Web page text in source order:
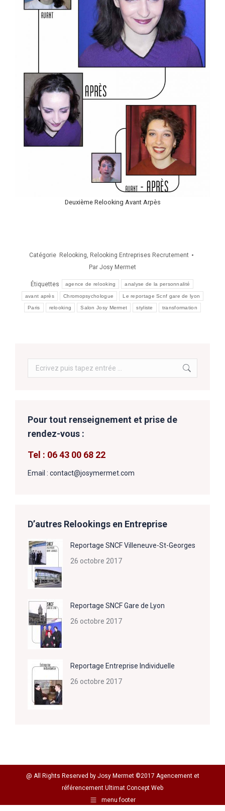
Deuxième Relooking Avant Arpès
Catégorie Relooking Relooking Entreprises Recrutement
Par Josy Mermet
Étiquettes agence de relooking analyse de la personnalité
avant après Chromopsychologue Le reportage Scnf gare de lyon
Paris relooking Salon Josy Mermet styliste transformation
Search:
Pour tout renseignement et prise de
rendez-vous :
Tel : 06 43 00 68 22
Email : contact@josymermet.com
D’autres Relookings en Entreprise
Reportage SNCF Villeneuve-St-Georges
26 octobre 2017
Reportage SNCF Gare de Lyon
26 octobre 2017
Reportage Entreprise Individuelle
26 octobre 2017
@ All Rights Reserved by Josy Mermet ©2017 Agencement et
référencement Ultimat Concept Web
menu footer